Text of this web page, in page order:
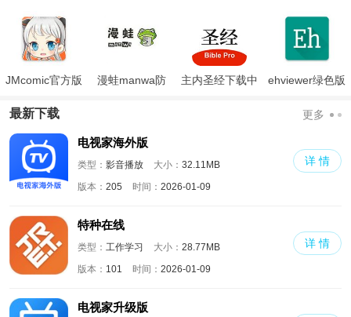
JMcomic官方版
漫蛙manwa防
主内圣经下载中
ehviewer绿色版
最新下载 更多
电视家海外版
类型： 影音播放 大小： 32.11MB
版本： 205 时间： 2026-01-09
详 情
特种在线
类型： 工作学习 大小： 28.77MB
版本： 101 时间： 2026-01-09
详 情
电视家升级版